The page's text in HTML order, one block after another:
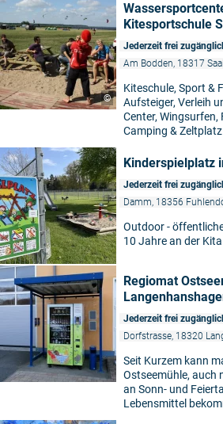
©
Kitesportschule
Jederzeit frei
Am Bodden, 18317 Saal
Kiteschule, Sport &
Aufsteiger, Verleih
Center, Wingsurfen,
Camping & Zeltplatz
Kinderspielplatz
Jederzeit frei
Damm, 18356
Outdoor -
10 Jahre an der
Regiomat
Jederzeit frei
Dorfstrasse, 18320
Seit Kurzem kann
Ostseemühle, auch
an Sonn- und
Lebensmittel